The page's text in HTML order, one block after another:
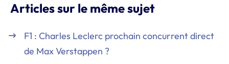
Articles sur le même sujet
F1 : Charles Leclerc prochain concurrent direct
de Max Verstappen ?